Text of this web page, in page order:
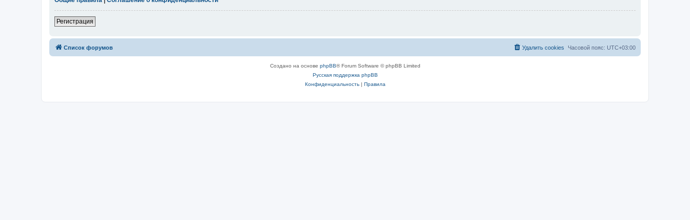
Регистрация
Список форумов Часовой пояс: UTC+03:00
Удалить cookies
Создано на основе phpBB® Forum Software © phpBB Limited
Русская поддержка phpBB
Конфиденциальность| Правила